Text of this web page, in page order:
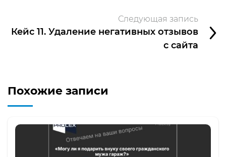
Следующая запись
Кейс 11. Удаление негативных отзывов
с сайта
Похожие записи